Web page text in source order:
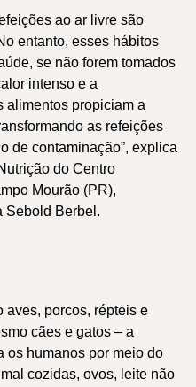
ao ar livre são
entanto, esses hábitos
se não forem tomados
intenso e a
alimentos propiciam a
as refeições
de contaminação”, explica
do Centro
Mourão (PR),
Sebold Berbel.
aves, porcos, répteis e
cães e gatos – a
os humanos por meio do
cozidas, ovos, leite não